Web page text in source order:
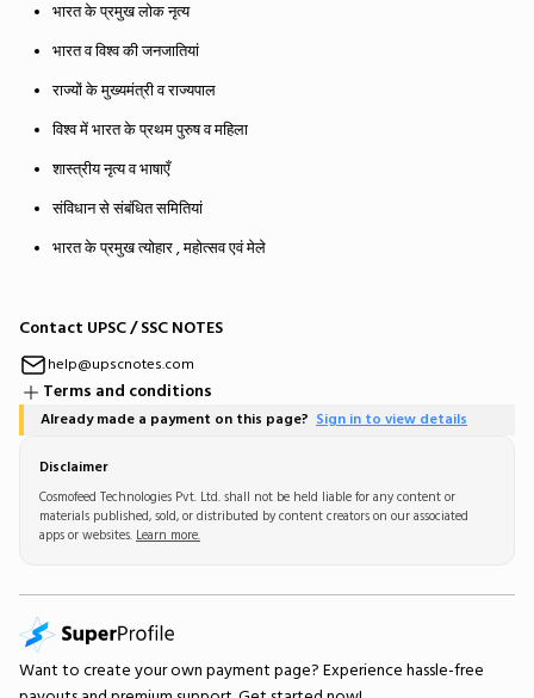
भारत के प्रमुख लोक नृत्य
भारत व विश्व की जनजातियां
राज्यों के मुख्यमंत्री व राज्यपाल
विश्व में भारत के प्रथम पुरुष व महिला
शास्त्रीय नृत्य व भाषाएँ
संविधान से संबंधित समितियां
भारत के प्रमुख त्योहार , महोत्सव एवं मेले
Contact UPSC / SSC NOTES
help@upscnotes.com
Terms and conditions
Already made a payment on this page? Sign in to view details
Disclaimer
Cosmofeed Technologies Pvt. Ltd. shall not be held liable for any content or
materials published, sold, or distributed by content creators on our associated
apps or websites. Learn more.
Want to create your own payment page? Experience hassle-free